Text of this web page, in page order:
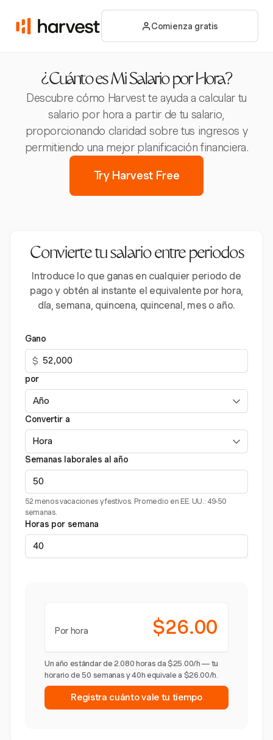
Comienza gratis
¿Cuánto es Mi Salario por Hora?
Descubre cómo Harvest te ayuda a calcular tu
salario por hora a partir de tu salario,
proporcionando claridad sobre tus ingresos y
permitiendo una mejor planificación financiera.
Try Harvest Free
Convierte tu salario entre periodos
Introduce lo que ganas en cualquier periodo de
pago y obtén al instante el equivalente por hora,
día, semana, quincena, quincenal, mes o año.
Gano
$
por
Convertir a
Semanas laborales al año
52 menos vacaciones y festivos. Promedio en EE. UU.: 49-50
semanas.
Horas por semana
Por hora $26.00
Un año estándar de 2.080 horas da $25.00/h — tu
horario de 50 semanas y 40h equivale a $26.00/h.
Registra cuánto vale tu tiempo